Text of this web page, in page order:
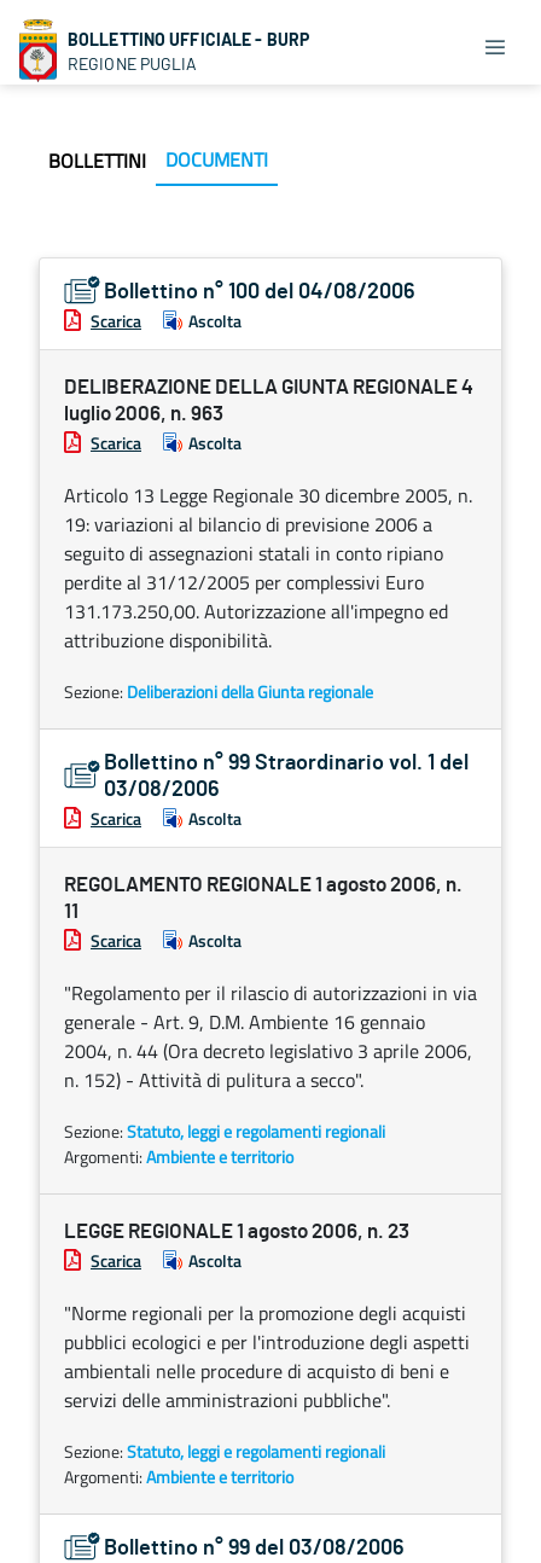
BOLLETTINO UFFICIALE - BURP
REGIONE PUGLIA
BOLLETTINI DOCUMENTI
Bollettino n° 100 del 04/08/2006
Scarica Ascolta
DELIBERAZIONE DELLA GIUNTA REGIONALE 4
luglio 2006, n. 963
Scarica Ascolta
Articolo 13 Legge Regionale 30 dicembre 2005, n.
19: variazioni al bilancio di previsione 2006 a
seguito di assegnazioni statali in conto ripiano
perdite al 31/12/2005 per complessivi Euro
131.173.250,00. Autorizzazione all'impegno ed
attribuzione disponibilità.
Sezione: Deliberazioni della Giunta regionale
Bollettino n° 99 Straordinario vol. 1 del
03/08/2006
Scarica Ascolta
REGOLAMENTO REGIONALE 1 agosto 2006, n.
11
Scarica Ascolta
"Regolamento per il rilascio di autorizzazioni in via
generale - Art. 9, D.M. Ambiente 16 gennaio
2004, n. 44 (Ora decreto legislativo 3 aprile 2006,
n. 152) - Attività di pulitura a secco".
Sezione:Statuto, leggi e regolamenti regionali
Argomenti:Ambiente e territorio
LEGGE REGIONALE 1 agosto 2006, n. 23
Scarica Ascolta
"Norme regionali per la promozione degli acquisti
pubblici ecologici e per l'introduzione degli aspetti
ambientali nelle procedure di acquisto di beni e
servizi delle amministrazioni pubbliche".
Sezione:Statuto, leggi e regolamenti regionali
Argomenti:Ambiente e territorio
Bollettino n° 99 del 03/08/2006